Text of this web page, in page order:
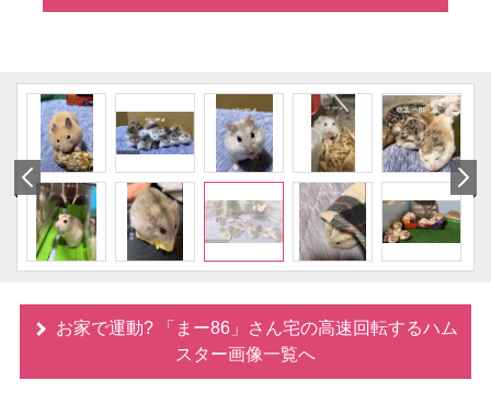
お家で運動? 「まー86」さん宅の高速回転するハム
スター画像一覧へ